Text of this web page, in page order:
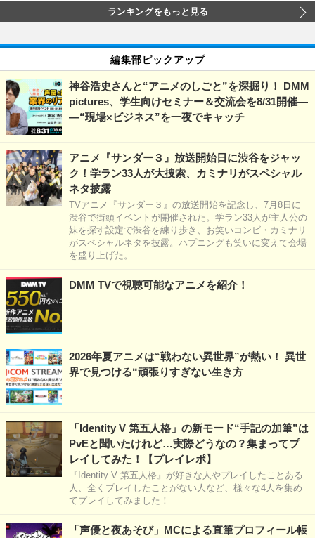
ランキングをもっと見る
編集部ピックアップ
神谷浩史さんと“アニメのしごと”を深掘り！ DMM
pictures、学生向けセミナー＆交流会を8/31開催―
―“現場×ビジネス”を一夜でキャッチ
アニメ『サンダー３』放送開始日に渋谷をジャッ
ク！学ラン33人が大捜索、カミナリがスペシャル
ネタ披露
TVアニメ『サンダー３』の放送開始を記念し、7月8日に
渋谷で街頭イベントが開催された。学ラン33人が主人公の
妹を探す設定で渋谷を練り歩き、お笑いコンビ・カミナリ
がスペシャルネタを披露。ハプニングも笑いに変えて会場
を盛り上げた。
DMM TVで視聴可能なアニメを紹介！
2026年夏アニメは“戦わない異世界”が熱い！ 異世
界で見つける“頑張りすぎない生き方
「Identity V 第五人格」の新モード“手記の加筆”は
PvEと聞いたけれど…実際どうなの？集まってプ
レイしてみた！【プレイレポ】
『Identity V 第五人格』が好きな人やプレイしたことある
人、全くプレイしたことがない人など、様々な4人を集め
てプレイしてみました！
「声優と夜あそび」MCによる直筆プロフィール帳